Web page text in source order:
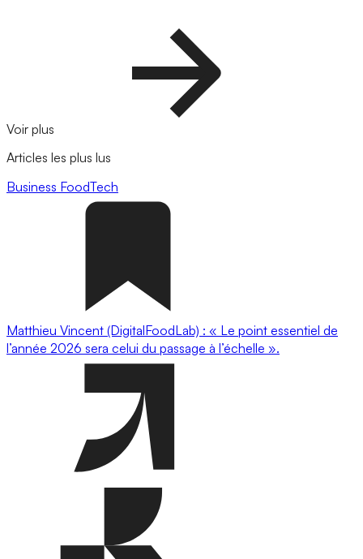
Voir plus
Articles les plus lus
Business FoodTech
Matthieu Vincent (DigitalFoodLab) : « Le point essentiel de
l’année 2026 sera celui du passage à l’échelle ».